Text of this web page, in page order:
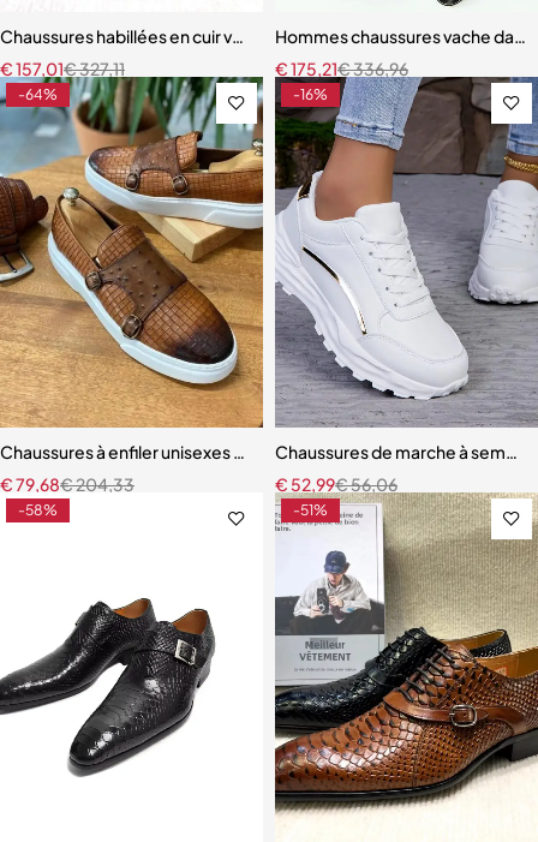
Chaussures habillées en cuir véritable pour hommes, Oxfords
€327,11
€157,01
Hommes chaussures vache
€336,96
€175,21
-64%
Chaussures à enfiler unisexes faites à la main pour hommes
€204,33
€79,68
-16%
Chaussures de marche à
€56,06
€ 52,99
-58% -51%